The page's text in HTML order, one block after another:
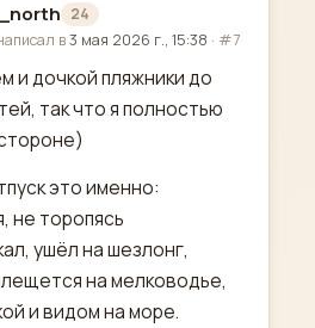
24
в3 мая 2026 г., 15:38 · #7
и дочкой пляжники до
так что я полностью
это именно:
не торопясь
ушёл на шезлонг,
на мелководье,
и видом на море.